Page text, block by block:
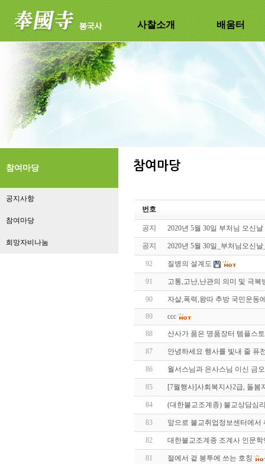
사찰소개 배움터
참여마당
공지사항
참여마당
희망자비나눔
번호
공지 2020년 5월 30일 부처님 오신
공지 2020년 5월 30일_부처님오신
92 질병의 설계도
91 고통,고난,난관의 의미 및 극복
90 자살,폭력,왕따 추방 국민운동
89 ccc
88 산사가 품은 명품장터 템플스
87 안녕하세요 행사를 빛내 줄 퓨
86 월서스님과 은사스님 이신 금
85 [7월행사]사회복지사2급, 돌
84 (대한불교조계종) 불교상담심
83 앞으로 불교취업정보센터에서
82 대한불교조계종 조계사 인문
81 절에서 겉 봉투에 쓰는 호칭